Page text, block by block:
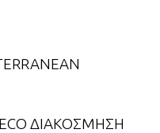
ΔΙΑΚΟΣΜΗΣΗ